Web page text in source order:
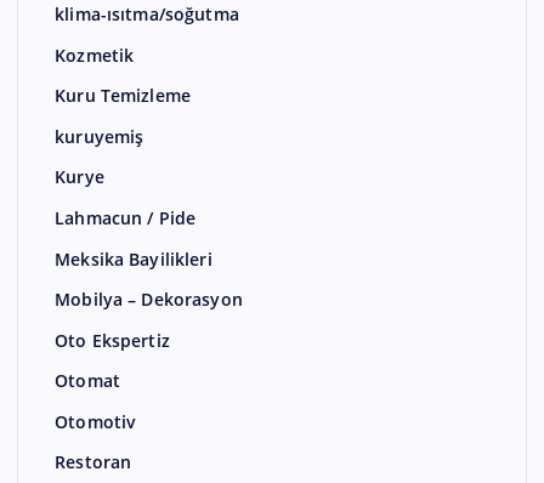
klima-ısıtma/soğutma
Kozmetik
Kuru Temizleme
kuruyemiş
Kurye
Lahmacun / Pide
Meksika Bayilikleri
Mobilya – Dekorasyon
Oto Ekspertiz
Otomat
Otomotiv
Restoran